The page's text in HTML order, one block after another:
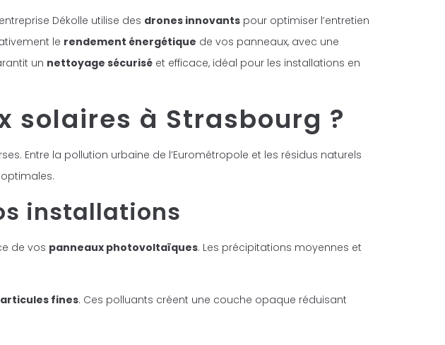
Dékolle utilise des drones innovants pour optimiser l’entretien
le rendement énergétique de vos panneaux, avec une
un nettoyage sécurisé et efficace, idéal pour les installations en
solaires à Strasbourg ?
Entre la pollution urbaine de l’Eurométropole et les résidus naturels
installations
de vos panneaux photovoltaïques. Les précipitations moyennes et
fines. Ces polluants créent une couche opaque réduisant